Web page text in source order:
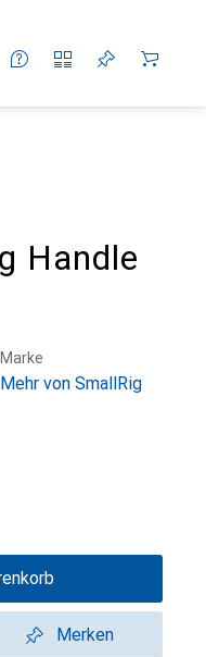
Handle
Marke
Mehr von SmallRig
Merken